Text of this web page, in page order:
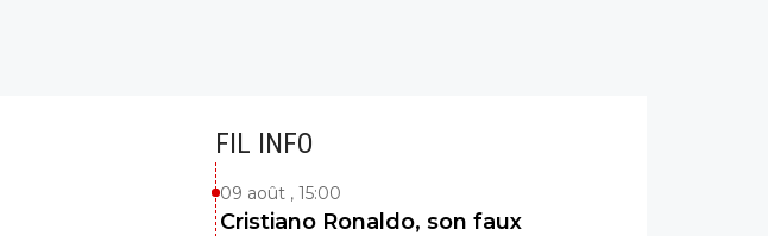
FIL INFO
09 août , 15:00
Cristiano Ronaldo, son faux